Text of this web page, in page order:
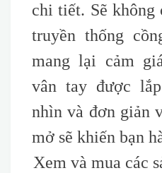
chi tiết. Sẽ không
truyền thống
mang lại cảm
vân tay được
nhìn và đơn giản
mở sẽ khiến bạn
Xem và mua các